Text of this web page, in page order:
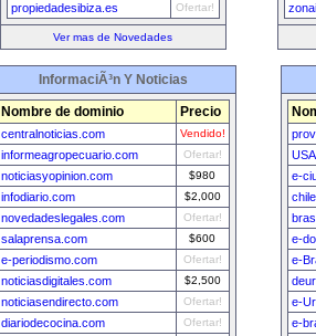
propiedadesibiza.es Ofertar!
Ver mas de Novedades
InformaciÃ³n Y Noticias
Nombre de dominio Precio
centralnoticias.com Vendido!
informeagropecuario.com Ofertar!
noticiasyopinion.com $980
infodiario.com $2,000
novedadeslegales.com Ofertar!
salaprensa.com $600
e-periodismo.com Ofertar!
noticiasdigitales.com $2,500
noticiasendirecto.com Ofertar!
diariodecocina.com Ofertar!
e-
e-
e-
e-
e-